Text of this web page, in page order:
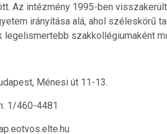
Az intézmény 1995-ben
irányítása alá, ahol széleskörű
legelismertebb szakkollégiumaként
Ménesi út 11-13.
1/460-4481